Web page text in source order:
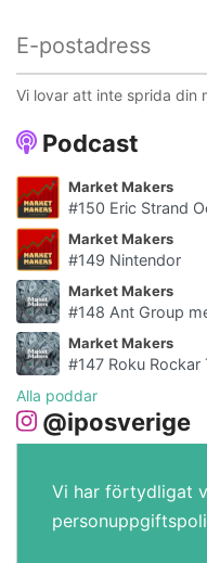
Vi har förtydligat
Podcast
Market Makers
#150 Eric Strand
Market Makers
#149 Nintendor
Market Makers
#148 Ant Group
Market Makers
#147 Roku Rockar
Alla poddar
@iposverige
Vi lovar att inte sprida din